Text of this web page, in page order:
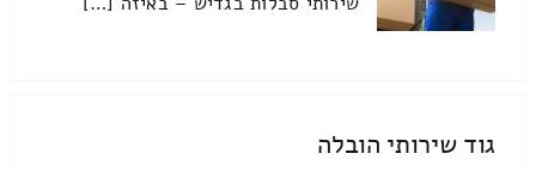
גוד שירותי הובלה